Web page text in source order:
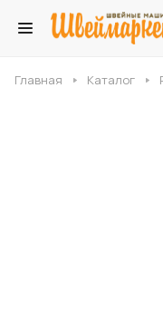
Главная Каталог